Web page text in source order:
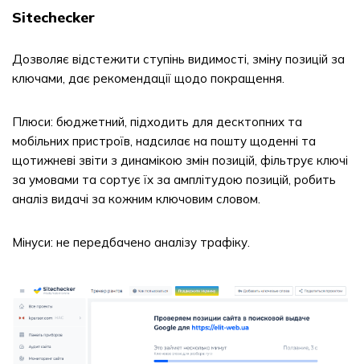
Sitechecker
Дозволяє відстежити ступінь видимості, зміну позицій за
ключами, дає рекомендації щодо покращення.
Плюси: бюджетний, підходить для десктопних та
мобільних пристроїв, надсилає на пошту щоденні та
щотижневі звіти з динамікою змін позицій, фільтрує ключі
за умовами та сортує їх за амплітудою позицій, робить
аналіз видачі за кожним ключовим словом.
Мінуси: не передбачено аналізу трафіку.